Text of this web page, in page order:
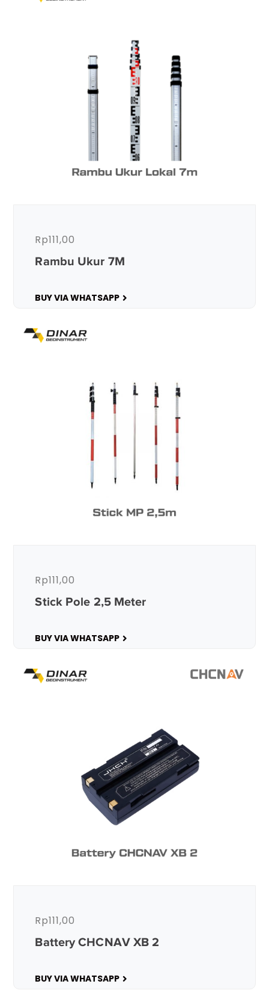
Rambu Ukur 7M
Rp111,00
BUY VIA WHATSAPP
Stick Pole 2,5 Meter
Rp111,00
BUY VIA WHATSAPP
Battery CHCNAV XB 2
Rp111,00
BUY VIA WHATSAPP